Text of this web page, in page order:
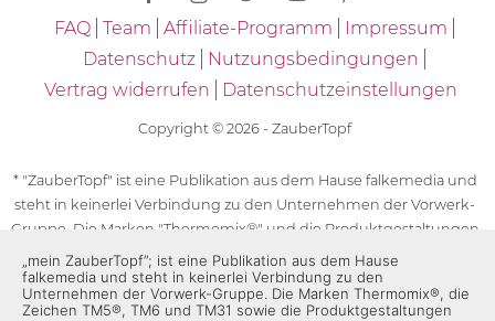
FAQ Team Affiliate-Programm
Impressum
Datenschutz
Nutzungsbedingungen
Vertrag widerrufen
Datenschutzeinstellungen
Copyright © 2026 - ZauberTopf
* "ZauberTopf" ist eine Publikation aus dem Hause falkemedia und
steht in keinerlei Verbindung zu den Unternehmen der Vorwerk-
Gruppe. Die Marken "Thermomix®" und die Produktgestaltungen
des "Thermomix®" sind eingetragene Marken der Unternehmen
der Vorwerk-Gruppe. Die Marken Thermomix®, die Zeichen TM5®,
TM6 und TM31 sowie die Produktgestaltungen des Thermomix®
„mein ZauberTopf”; ist eine Publikation aus dem Hause
falkemedia und steht in keinerlei Verbindung zu den
Unternehmen der Vorwerk-Gruppe. Die Marken Thermomix®, die
Zeichen TM5®, TM6 und TM31 sowie die Produktgestaltungen